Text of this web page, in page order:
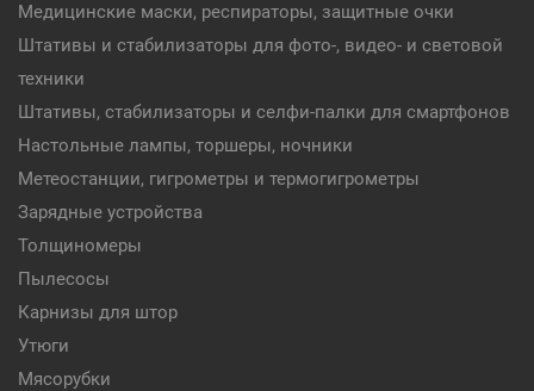
Медицинские маски, респираторы, защитные очки
Штативы и стабилизаторы для фото-, видео- и световой
техники
Штативы, стабилизаторы и селфи-палки для смартфонов
Настольные лампы, торшеры, ночники
Метеостанции, гигрометры и термогигрометры
Зарядные устройства
Толщиномеры
Пылесосы
Карнизы для штор
Утюги
Мясорубки